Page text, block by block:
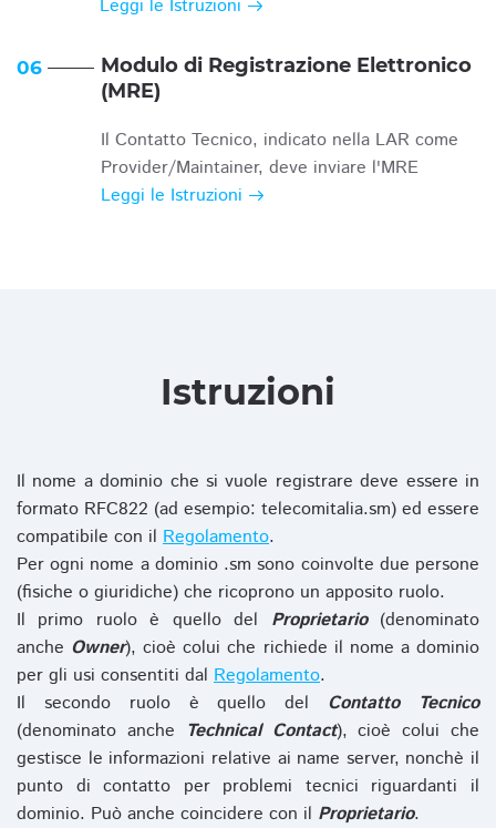
Leggi le Istruzioni
06
Modulo di Registrazione Elettronico
(MRE)
Il Contatto Tecnico, indicato nella LAR come
Provider/Maintainer, deve inviare l'MRE
Leggi le Istruzioni
Istruzioni
Il nome a dominio che si vuole registrare deve essere in
formato RFC822 (ad esempio: telecomitalia.sm) ed essere
compatibile con il Regolamento.
Per ogni nome a dominio .sm sono coinvolte due persone
(fisiche o giuridiche) che ricoprono un apposito ruolo.
Il primo ruolo è quello del Proprietario(denominato
anche Owner), cioè colui che richiede il nome a dominio
per gli usi consentiti dal Regolamento.
Il secondo ruolo è quello del Contatto Tecnico
(denominato anche Technical Contact), cioè colui che
gestisce le informazioni relative ai name server, nonchè il
punto di contatto per problemi tecnici riguardanti il
dominio. Può anche coincidere con il Proprietario.